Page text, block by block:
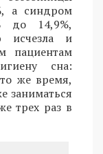
а синдром
до 14,9%,
исчезла и
пациентам
сна:
же время,
заниматься
трех раз в